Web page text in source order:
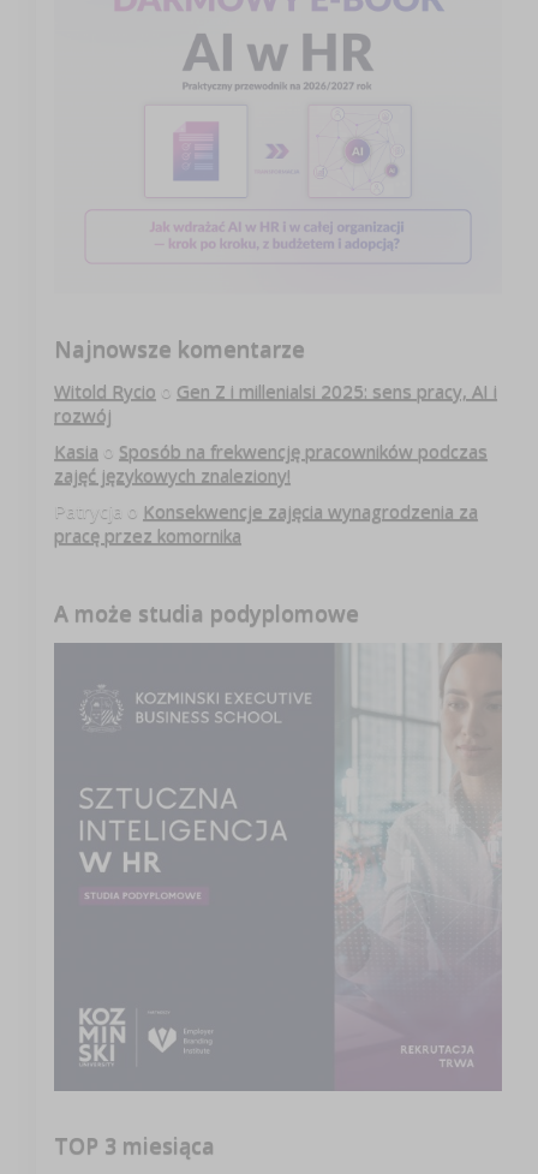
Najnowsze komentarze
Witold Rycio o Gen Z i millenialsi 2025: sens pracy, AI i
rozwój
Kasia o Sposób na frekwencję pracowników podczas
zajęć językowych znaleziony!
Patrycja o Konsekwencje zajęcia wynagrodzenia za
pracę przez komornika
A może studia podyplomowe
TOP 3 miesiąca